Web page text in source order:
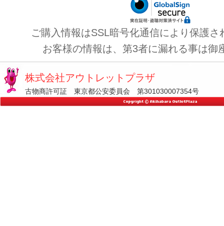
ご購入情報はSSL暗号化通信により保護さ
お客様の情報は、第3者に漏れる事は御
株式会社アウトレットプラザ
古物商許可証 東京都公安委員会 第301030007354号